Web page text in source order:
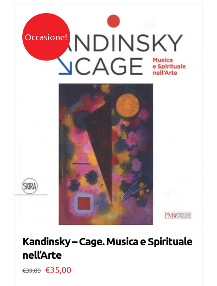
Occasione!
Kandinsky – Cage. Musica e Spirituale
nell’Arte
€39,00 Il
€35,00Il